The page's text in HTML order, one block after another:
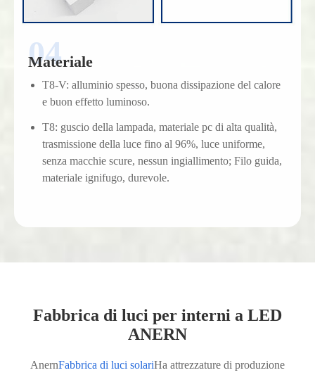
Materiale
T8-V: alluminio spesso, buona dissipazione del calore
e buon effetto luminoso.
T8: guscio della lampada, materiale pc di alta qualità,
trasmissione della luce fino al 96%, luce uniforme,
senza macchie scure, nessun ingiallimento; Filo guida,
materiale ignifugo, durevole.
Fabbrica di luci per interni a LED
ANERN
AnernFabbrica di luci solariHa attrezzature di produzione